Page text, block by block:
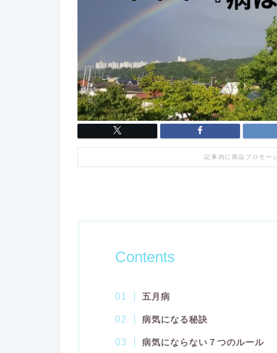
記事内に商品プロモー
Contents
五月病
病気になる秘訣
病気にならない７つのルール